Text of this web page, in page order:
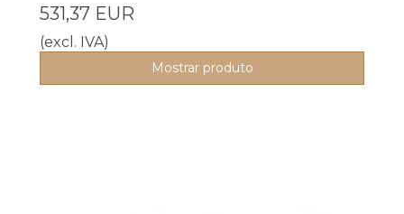
531,37 EUR
(excl. IVA)
Mostrar produto